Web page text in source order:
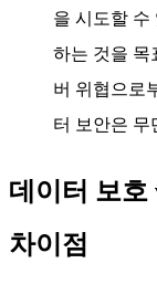
을 시도할 수
하는 것을 목
버 위협으로
터 보안은 무
데이터 보호
차이점